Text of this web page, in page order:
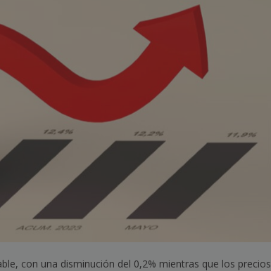
Comité de Directores de WAN-IFRA
NOTICIAS
click» supone realmente una amenaza para el sector editorial?
las revistas en catalán a más lectores
News Report 2026: La confianza en las noticias llega a su
acceso a la información, la confianza y la credibilidad serán
NOTICIAS
con una disminución del 0,2% mientras que los precios